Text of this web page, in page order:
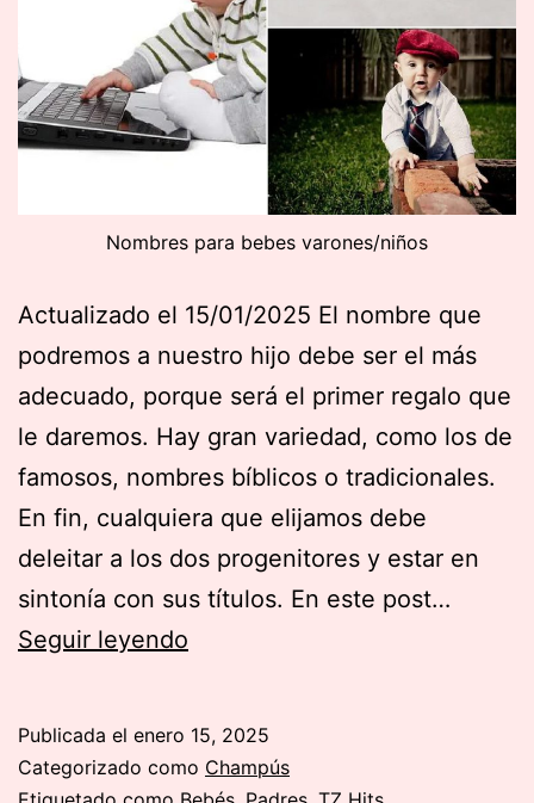
Nombres para bebes varones/niños
Actualizado el 15/01/2025 El nombre que
podremos a nuestro hijo debe ser el más
adecuado, porque será el primer regalo que
le daremos. Hay gran variedad, como los de
famosos, nombres bíblicos o tradicionales.
En fin, cualquiera que elijamos debe
deleitar a los dos progenitores y estar en
sintonía con sus títulos. En este post…
Seguir leyendo
varones/niños
Publicada el enero 15, 2025
Categorizado como Champús